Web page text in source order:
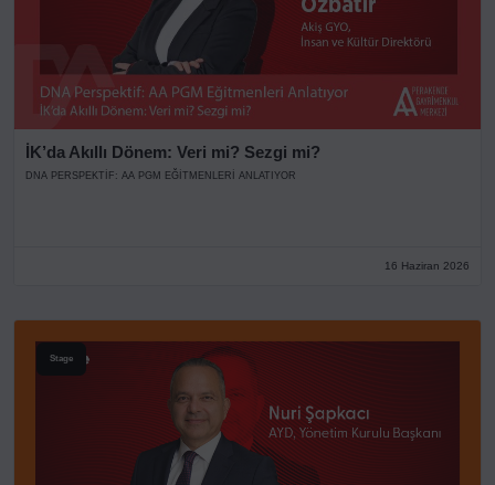
İK’da Akıllı Dönem: Veri mi? Sezgi mi?
DNA PERSPEKTIF: AA PGM EĞITMENLERI ANLATIYOR
16 Haziran 2026
Stage